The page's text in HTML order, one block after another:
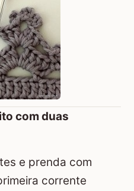
com duas
e prenda com
corrente